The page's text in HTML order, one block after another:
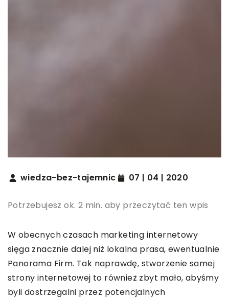
wiedza-bez-tajemnic 07 | 04 | 2020
Potrzebujesz ok. 2 min. aby przeczytać ten wpis
W obecnych czasach marketing internetowy
sięga znacznie dalej niż lokalna prasa, ewentualnie
Panorama Firm. Tak naprawdę, stworzenie samej
strony internetowej to również zbyt mało, abyśmy
byli dostrzegalni przez potencjalnych